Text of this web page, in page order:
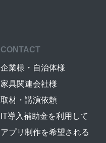
CONTACT
企業様・自治体様
家具関連会社様
取材・講演依頼
IT導入補助金を利用して
アプリ制作を希望される